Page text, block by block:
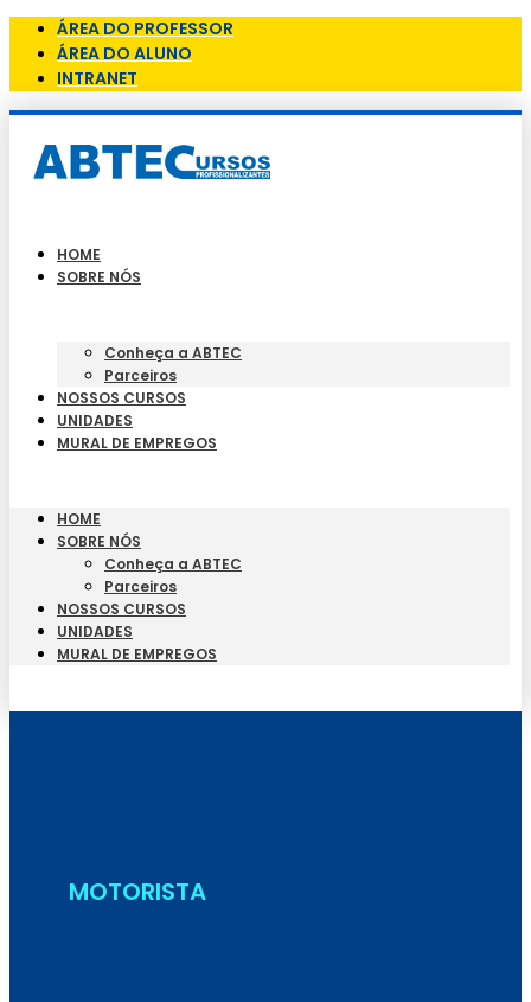
ÁREA DO PROFESSOR
ÁREA DO ALUNO
INTRANET
HOME
SOBRE NÓS
Conheça a ABTEC
Parceiros
NOSSOS CURSOS
UNIDADES
MURAL DE EMPREGOS
HOME
SOBRE NÓS
Conheça a ABTEC
Parceiros
NOSSOS CURSOS
UNIDADES
MURAL DE EMPREGOS
MOTORISTA